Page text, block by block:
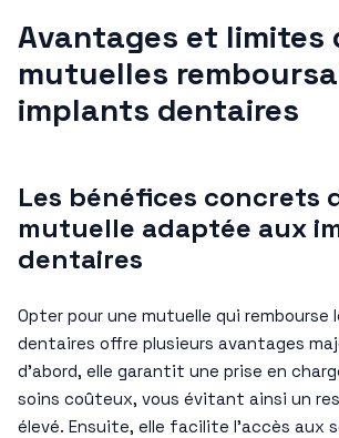
Avantages et limites
mutuelles
implants dentaires
Les bénéfices concrets
mutuelle adaptée aux
dentaires
Opter pour une mutuelle qui rembourse
dentaires offre plusieurs avantages
d’abord, elle garantit une prise en
soins coûteux, vous évitant ainsi un
élevé. Ensuite, elle facilite l’accès aux